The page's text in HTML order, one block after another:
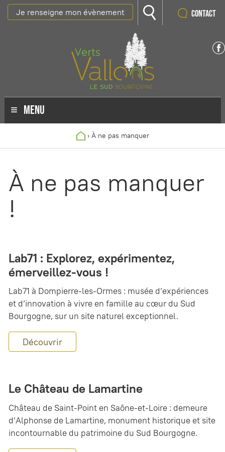
Je renseigne mon évènement Contact
MENU
› À ne pas manquer
À ne pas manquer
!
Lab71 : Explorez, expérimentez,
émerveillez-vous !
Lab71 à Dompierre-les-Ormes : musée d’expériences
et d’innovation à vivre en famille au cœur du Sud
Bourgogne, sur un site naturel exceptionnel.
Découvrir
Le Château de Lamartine
Château de Saint-Point en Saône-et-Loire : demeure
d’Alphonse de Lamartine, monument historique et site
incontournable du patrimoine du Sud Bourgogne.